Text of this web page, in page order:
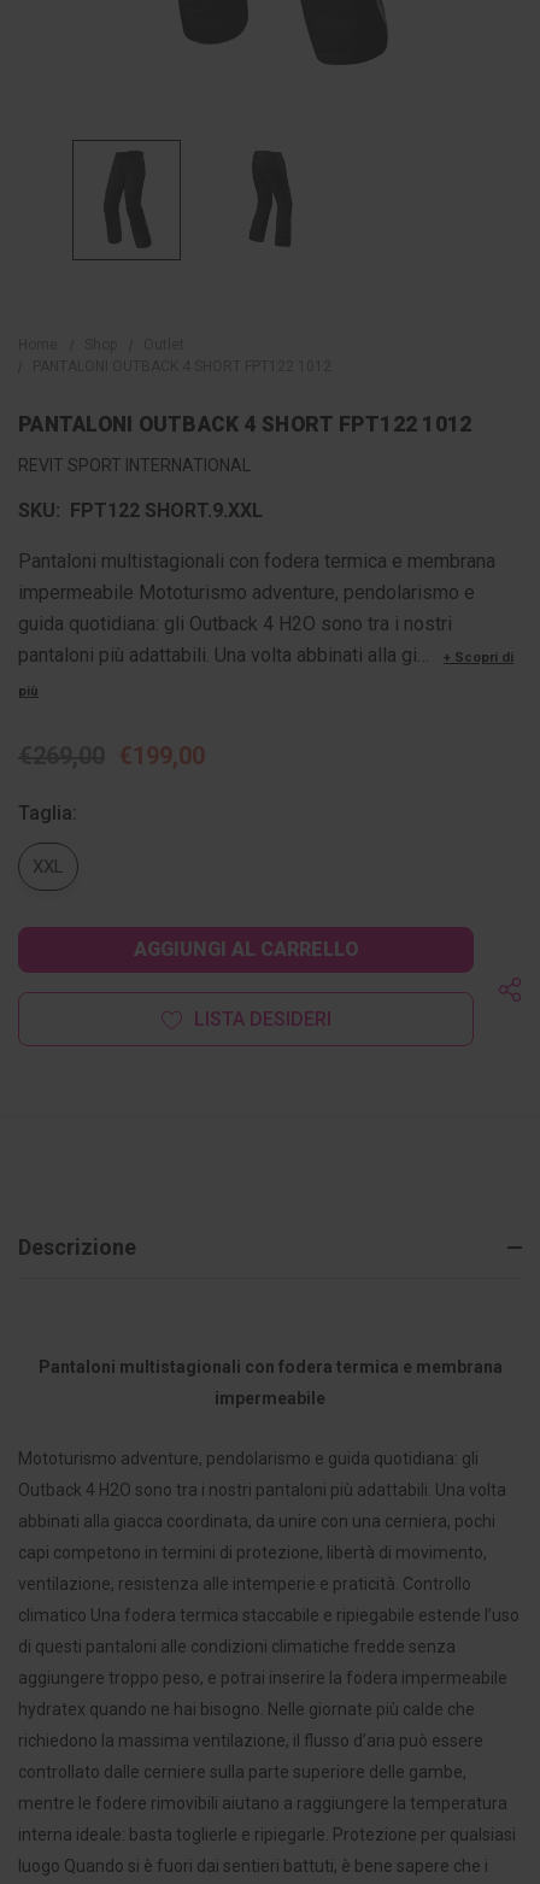
PANTALONI OUTBACK 4 SHORT FPT122 1012
REVIT SPORT INTERNATIONAL
SKU: FPT122 SHORT.9.XXL
Pantaloni multistagionali con fodera termica e membrana
impermeabile Mototurismo adventure, pendolarismo e
guida quotidiana: gli Outback 4 H2O sono tra i nostri
pantaloni più adattabili. Una volta abbinati alla gi…
+ Scopri di
più
€199,00
Taglia:
XXL
attuale:
LISTA DESIDERI
Descrizione
Pantaloni multistagionali con fodera termica e membrana
impermeabile
Mototurismo adventure, pendolarismo e guida quotidiana: gli
Outback 4 H2O sono tra i nostri pantaloni più adattabili. Una volta
abbinati alla giacca coordinata, da unire con una cerniera, pochi
capi competono in termini di protezione, libertà di movimento,
ventilazione, resistenza alle intemperie e praticità. Controllo
climatico Una fodera termica staccabile e ripiegabile estende l’uso
di questi pantaloni alle condizioni climatiche fredde senza
aggiungere troppo peso, e potrai inserire la fodera impermeabile
hydratex quando ne hai bisogno. Nelle giornate più calde che
richiedono la massima ventilazione, il flusso d’aria può essere
controllato dalle cerniere sulla parte superiore delle gambe,
mentre le fodere rimovibili aiutano a raggiungere la temperatura
interna ideale: basta toglierle e ripiegarle. Protezione per qualsiasi
luogo Quando si è fuori dai sentieri battuti, è bene sapere che i